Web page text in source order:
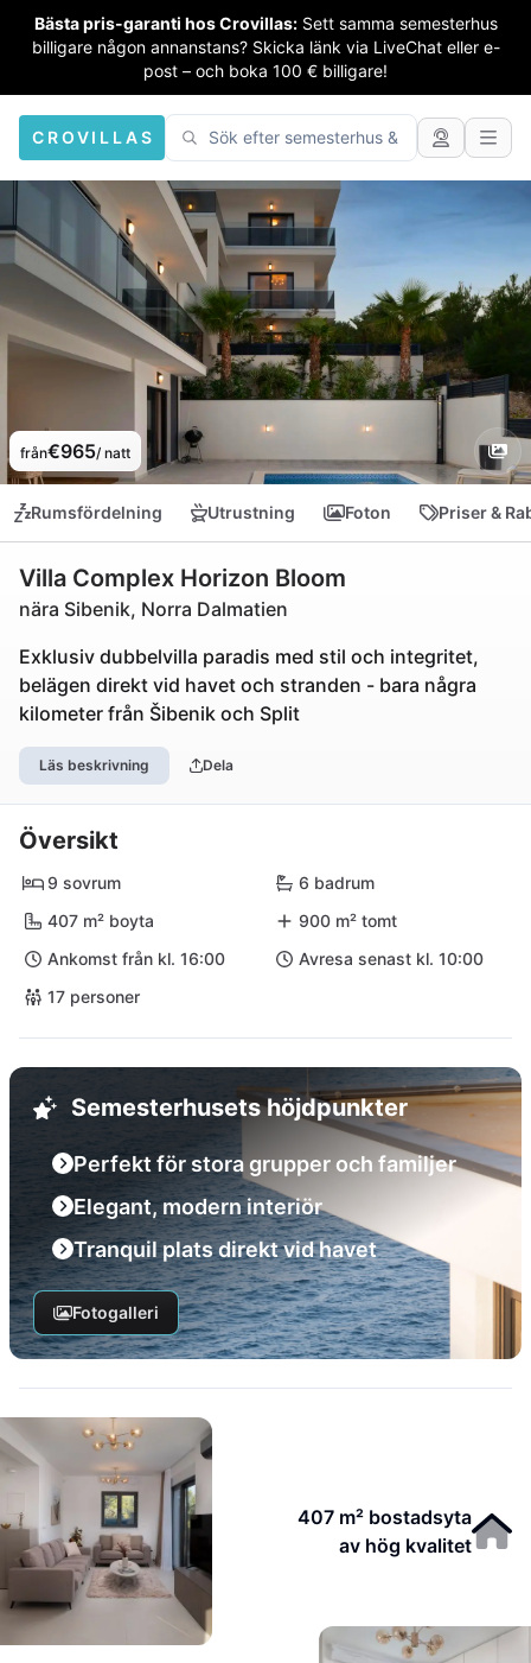
Bästa pris-garanti hos Crovillas: Sett samma semesterhus
billigare någon annanstans? Skicka länk via LiveChat eller e-
post – och boka 100 € billigare!
CROVILLAS
från€965/ natt
Rumsfördelning Utrustning Foton Priser &
Villa Complex Horizon Bloom
nära Sibenik, Norra Dalmatien
Exklusiv dubbelvilla paradis med stil och integritet,
belägen direkt vid havet och stranden - bara några
kilometer från Šibenik och Split
Läs beskrivning Dela
Översikt
9 sovrum
6 badrum
407 m² boyta
900 m² tomt
Ankomst från kl. 16:00
Avresa senast kl. 10:00
17 personer
Semesterhusets höjdpunkter
Perfekt för stora grupper och familjer
Elegant, modern interiör
Tranquil plats direkt vid havet
Fotogalleri
407 m² bostadsyta
av hög kvalitet